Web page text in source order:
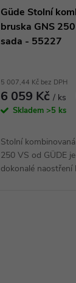
Güde Stolní
bruska GNS
sada - 55227
5 007,44 Kč bez DPH
6 059 Kč / ks
Skladem >5 ks
Stolní
250 VS od GÜDE
dokonalé naostření
nástrojů a jemné